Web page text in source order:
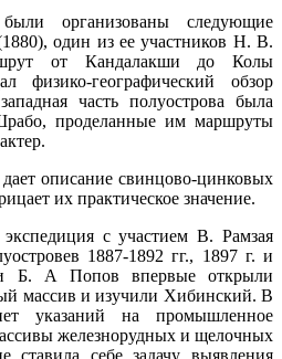
организованы следующие
один из ее участников Н. В.
от Кандалакши до Колы
физико-географический обзор
часть полуострова была
проделанные им маршруты
описание свинцово-цинковых
их практическое значение.
с участием В. Рамзая
1887-1892 гг., 1897 г. и
Б. А Попов впервые открыли
массив и изучили Хибинский. В
указаний на промышленное
железнорудных и щелочных
ставила себе задачу выявления